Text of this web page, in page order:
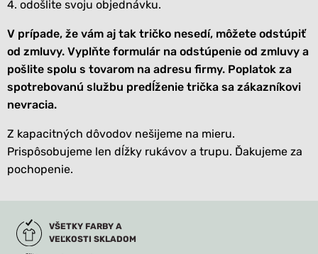
4. odošlite svoju objednávku.
V prípade, že vám aj tak tričko nesedí, môžete odstúpiť
od zmluvy. Vyplňte formulár na odstúpenie od zmluvy a
pošlite spolu s tovarom na adresu firmy. Poplatok za
spotrebovanú službu predĺženie trička sa zákazníkovi
nevracia.
Z kapacitných dôvodov nešijeme na mieru.
Prispôsobujeme len dĺžky rukávov a trupu. Ďakujeme za
pochopenie.
VŠETKY FARBY A
VEĽKOSTI SKLADOM